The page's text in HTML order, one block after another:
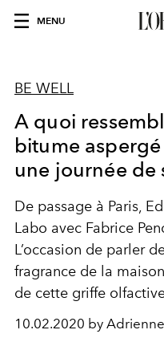
MENU
BE WELL
A quoi
bitume
une journée de
De passage à Paris,
Labo avec Fabrice
L’occasion de parler
fragrance de la
de cette griffe
10.02.2020 by